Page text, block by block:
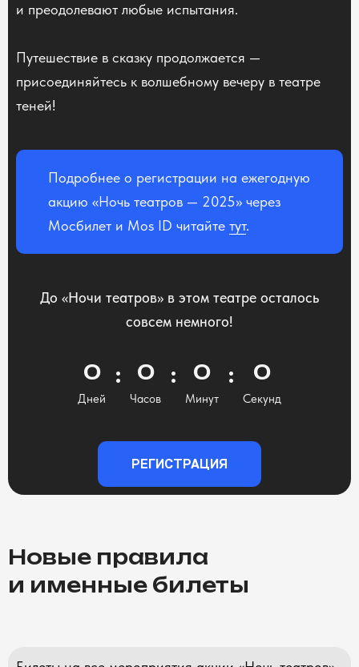
и преодолевают любые испытания.
Путешествие в сказку продолжается —
присоединяйтесь к волшебному вечеру в театре
теней!
Подробнее о регистрации на ежегодную
акцию «Ночь театров — 2025» через
Мосбилет и Mos ID читайте тут.
До «Ночи театров» в этом театре осталось
совсем немного!
0
Дней
0
Часов
0
Минут
0
Секунд
РЕГИСТРАЦИЯ
Новые правила
и именные билеты